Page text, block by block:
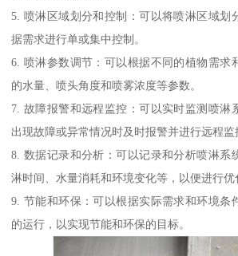
5. 喷淋区域划分和控制：可以将喷淋区域划
据需求进行单或集中控制。
6. 喷淋参数调节：可以根据不同的植物需求
的水量、喷头角度和喷雾浓度等参数。
7. 故障报警和远程监控：可以实时监测喷淋
出现故障或异常情况时及时报警并进行远程监
8. 数据记录和分析：可以记录和分析喷淋系
淋时间、水量消耗和环境变化等，以便进行优
9. 节能和环保：可以根据实际需求和环境条
的运行，以实现节能和环保的目标。